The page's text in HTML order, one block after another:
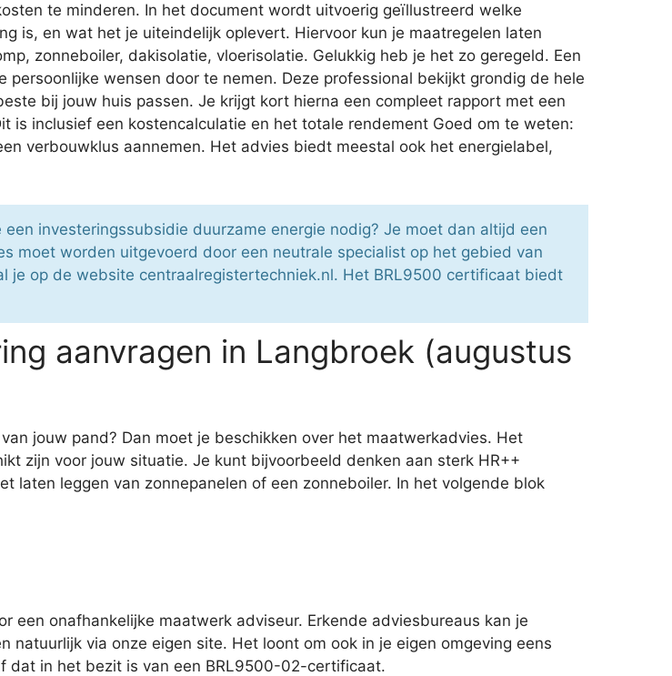
te minderen. In het document wordt uitvoerig geïllustreerd welke
is, en wat het je uiteindelijk oplevert. Hiervoor kun je maatregelen laten
zonneboiler, dakisolatie, vloerisolatie. Gelukkig heb je het zo geregeld. Een
wensen door te nemen. Deze professional bekijkt grondig de hele
bij jouw huis passen. Je krijgt kort hierna een compleet rapport met een
is inclusief een kostencalculatie en het totale rendement Goed om te weten:
verbouwklus aannemen. Het advies biedt meestal ook het energielabel,
investeringssubsidie duurzame energie nodig? Je moet dan altijd een
moet worden uitgevoerd door een neutrale specialist op het gebied van
je op de website centraalregistertechniek.nl. Het BRL9500 certificaat biedt
aanvragen in Langbroek (augustus
jouw pand? Dan moet je beschikken over het maatwerkadvies. Het
zijn voor jouw situatie. Je kunt bijvoorbeeld denken aan sterk HR++
laten leggen van zonnepanelen of een zonneboiler. In het volgende blok
een onafhankelijke maatwerk adviseur. Erkende adviesbureaus kan je
natuurlijk via onze eigen site. Het loont om ook in je eigen omgeving eens
dat in het bezit is van een BRL9500-02-certificaat.